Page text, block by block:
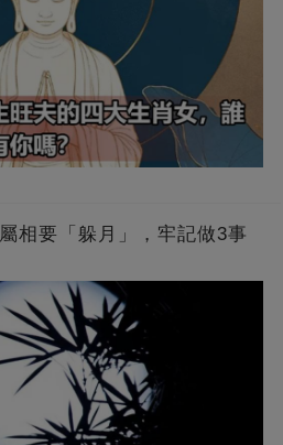
相要「躲月」，牢記做3事